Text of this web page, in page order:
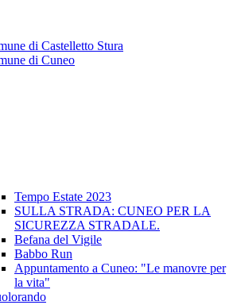
di Castelletto Stura
di Cuneo
Tempo Estate 2023
SULLA STRADA: CUNEO PER LA
SICUREZZA STRADALE.
Befana del Vigile
Babbo Run
Appuntamento a Cuneo: "Le manovre per
la vita"